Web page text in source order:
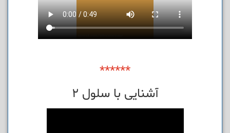
******
آشنایی با سلول 2